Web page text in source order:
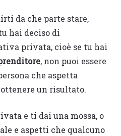
da che parte stare,
hai deciso di
privata, cioè se tu hai
, non puoi essere
che aspetta
un risultato.
e ti dai una mossa, o
e aspetti che qualcuno